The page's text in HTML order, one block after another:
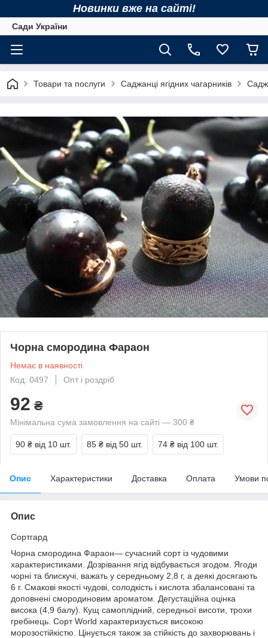
Новинки вже на сайті!
Сади України
Товари та послуги Саджанці ягідних чагарників
Чорна смородина Фараон
Немає в наявності
Код: 0497
Опт і роздріб
92 ₴
Мінімальна сума замовлення на сайті — 300 ₴
90 ₴ від 10 шт. 85 ₴ від 50 шт. 74 ₴ від 100 шт.
Опис Характеристики Доставка Оплата Умови
Опис
Сортгард
Чорна смородина Фараон— сучасний сорт із чудовими
характеристиками. Дозрівання ягід відбувається згодом. Ягоди
чорні та блискучі, важать у середньому 2,8 г, а деякі досягають
6 г. Смакові якості чудові, солодкість і кислота збалансовані та
доповнені смородиновим ароматом. Дегустаційна оцінка
висока (4,9 балу). Кущ самоплідний, середньої висоти, трохи
гребінець. Сорт World характеризується високою
морозостійкістю. Цінується також за стійкість до захворювань і